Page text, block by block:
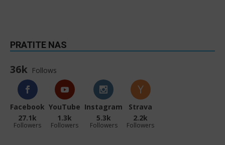
PRATITE NAS
36k Follows
Facebook
27.1k
Followers
YouTube
1.3k
Followers
Instagram
5.3k
Followers
Strava
2.2k
Followers